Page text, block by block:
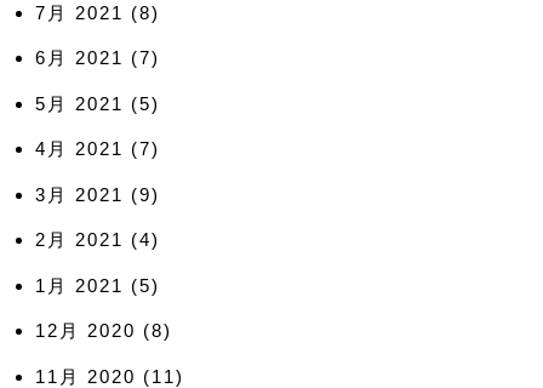
7月 2021 (8)
6月 2021 (7)
5月 2021 (5)
4月 2021 (7)
3月 2021 (9)
2月 2021 (4)
1月 2021 (5)
12月 2020 (8)
11月 2020 (11)